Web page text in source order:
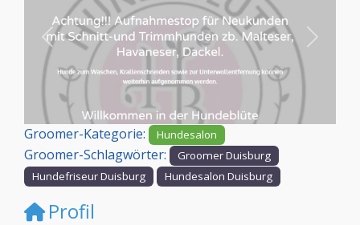
Vorheriges
Groomer-Kategorie: Hundesalon
Groomer-Schlagwörter:
Groomer Duisburg
Hundefriseur Duisburg
Hundesalon Duisburg
Profil